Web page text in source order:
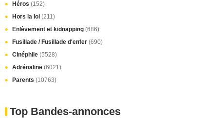
Héros (152)
Hors la loi (211)
Enlèvement et kidnapping (686)
Fusillade / Fusillade d'enfer (690)
Cinéphile (5528)
Adrénaline (6021)
Parents (10763)
Top Bandes-annonces